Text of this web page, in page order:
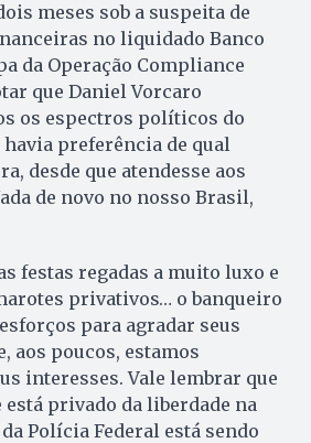
meses sob a suspeita de
no liquidado Banco
da Operação Compliance
que Daniel Vorcaro
os espectros políticos do
havia preferência de qual
desde que atendesse aos
de novo no nosso Brasil,
festas regadas a muito luxo e
privativos… o banqueiro
para agradar seus
aos poucos, estamos
interesses. Vale lembrar que
está privado da liberdade na
Polícia Federal está sendo